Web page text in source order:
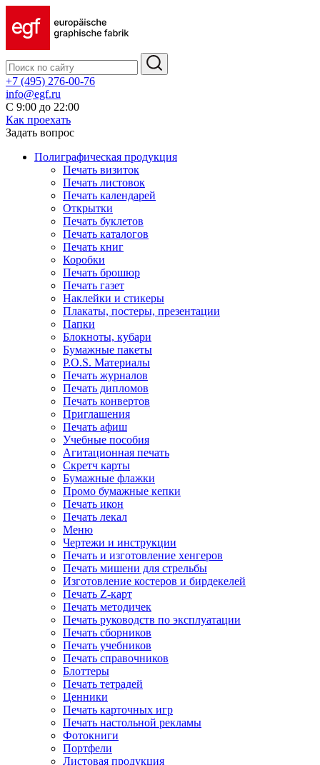
+7 (495) 276-00-76
info@egf.ru
С 9:00 до 22:00
Как проехать
Задать вопрос
Полиграфическая продукция
Печать визиток
Печать листовок
Печать календарей
Открытки
Печать буклетов
Печать каталогов
Печать книг
Коробки
Печать брошюр
Печать газет
Наклейки и стикеры
Плакаты, постеры, презентации
Папки
Блокноты, кубари
Бумажные пакеты
P.O.S. Материалы
Печать журналов
Печать дипломов
Печать конвертов
Приглашения
Печать афиш
Учебные пособия
Агитационная печать
Скретч карты
Бумажные флажки
Промо бумажные кепки
Печать икон
Печать лекал
Меню
Чертежи и инструкции
Печать и изготовление хенгеров
Печать мишени для стрельбы
Изготовление костеров и бирдекелей
Печать Z-карт
Печать методичек
Печать руководств по эксплуатации
Печать сборников
Печать учебников
Печать справочников
Блоттеры
Печать тетрадей
Ценники
Печать карточных игр
Печать настольной рекламы
Фотокниги
Портфели
Листовая продукция